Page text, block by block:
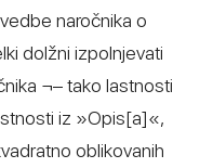
naročnika o
dolžni izpolnjevati
¬– tako lastnosti
iz »Opis[a]«,
oblikovanih